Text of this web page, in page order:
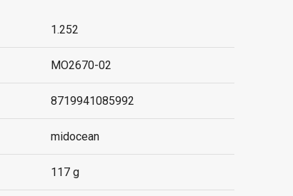
1.252
MO2670-02
8719941085992
midocean
117 g